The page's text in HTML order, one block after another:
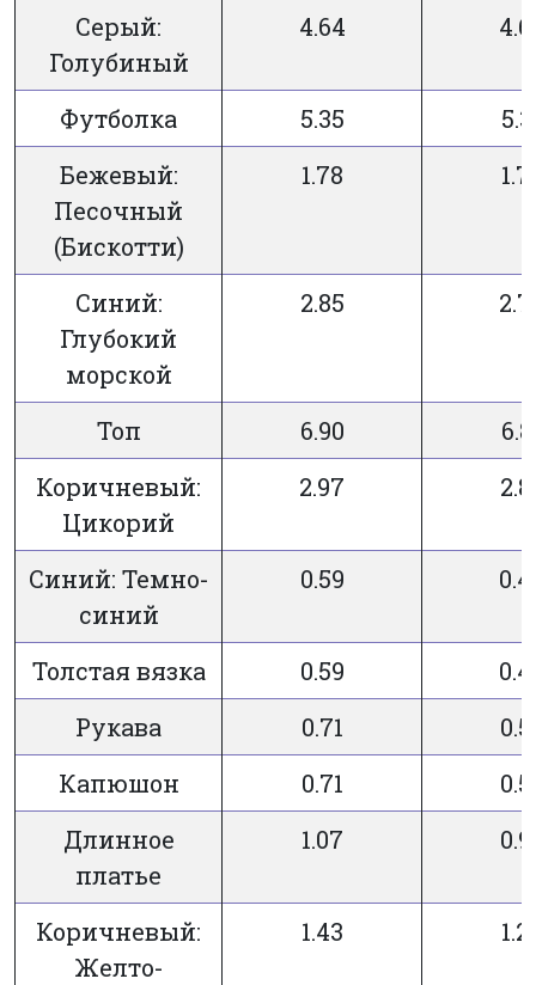
Серый:
Голубиный
4.64
Футболка 5.35
Бежевый:
Песочный
(Бискотти)
1.78
Синий:
Глубокий
морской
2.85
Топ 6.90
Коричневый:
Цикорий
2.97
Синий: Темно-
синий
0.59
Толстая вязка 0.59
Рукава
0.71
Капюшон
0.71
Длинное
платье
1.07
Коричневый:
Желто-
1.43